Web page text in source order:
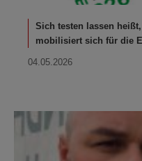
Sich testen lassen
mobilisiert sich für die
04.05.2026